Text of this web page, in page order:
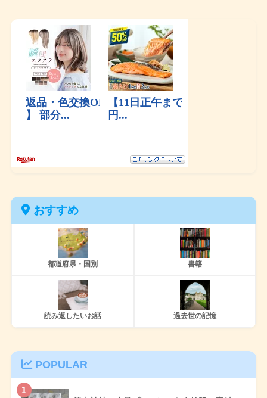
おすすめ
都道府県・国別 書籍
読み返したいお話 過去世の記憶
POPULAR
1